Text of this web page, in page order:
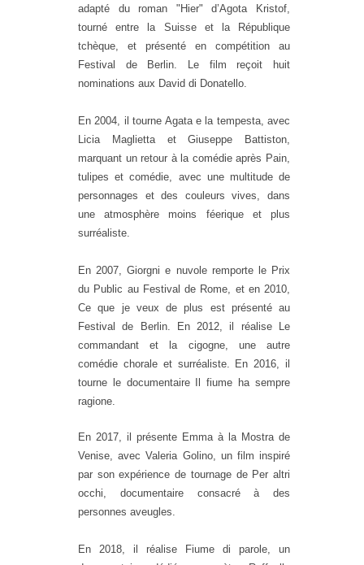
adapté du roman "Hier" d’Agota Kristof,
tourné entre la Suisse et la République
tchèque, et présenté en compétition au
Festival de Berlin. Le film reçoit huit
nominations aux David di Donatello.
En 2004, il tourne Agata e la tempesta, avec
Licia Maglietta et Giuseppe Battiston,
marquant un retour à la comédie après Pain,
tulipes et comédie, avec une multitude de
personnages et des couleurs vives, dans
une atmosphère moins féerique et plus
surréaliste.
En 2007, Giorgni e nuvole remporte le Prix
du Public au Festival de Rome, et en 2010,
Ce que je veux de plus est présenté au
Festival de Berlin. En 2012, il réalise Le
commandant et la cigogne, une autre
comédie chorale et surréaliste. En 2016, il
tourne le documentaire Il fiume ha sempre
ragione.
En 2017, il présente Emma à la Mostra de
Venise, avec Valeria Golino, un film inspiré
par son expérience de tournage de Per altri
occhi, documentaire consacré à des
personnes aveugles.
En 2018, il réalise Fiume di parole, un